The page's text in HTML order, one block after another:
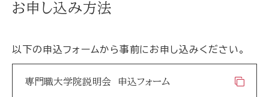
お申し込み方法
以下の申込フォームから事前にお申し込みください。
専門職大学院説明会 申込フォーム